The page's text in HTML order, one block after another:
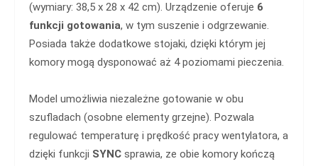
(wymiary: 38,5 x 28 x 42 cm). Urządzenie oferuje 6
funkcji gotowania, w tym suszenie i odgrzewanie.
Posiada także dodatkowe stojaki, dzięki którym jej
komory mogą dysponować aż 4 poziomami pieczenia.
Model umożliwia niezależne gotowanie w obu
szufladach (osobne elementy grzejne). Pozwala
regulować temperaturę i prędkość pracy wentylatora, a
dzięki funkcji SYNC sprawia, ze obie komory kończą